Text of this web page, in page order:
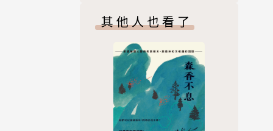
其他人也看了